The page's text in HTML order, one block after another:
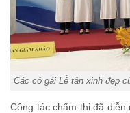
Các cô gái Lễ tân xinh đẹp
Công tác chấm thi đã